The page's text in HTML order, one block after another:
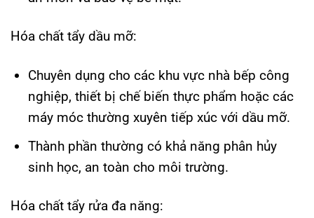
Hóa chất tẩy dầu mỡ:
Chuyên dụng cho các khu vực nhà bếp công
nghiệp, thiết bị chế biến thực phẩm hoặc các
máy móc thường xuyên tiếp xúc với dầu mỡ.
Thành phần thường có khả năng phân hủy
sinh học, an toàn cho môi trường.
Hóa chất tẩy rửa đa năng: